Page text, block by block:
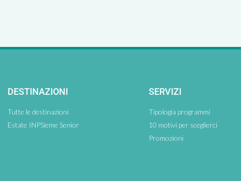
DESTINAZIONI
Tutte le destinazioni
Estate INPSieme Senior
SERVIZI
Tipologia programmi
10 motivi per sceglierci
Promozioni